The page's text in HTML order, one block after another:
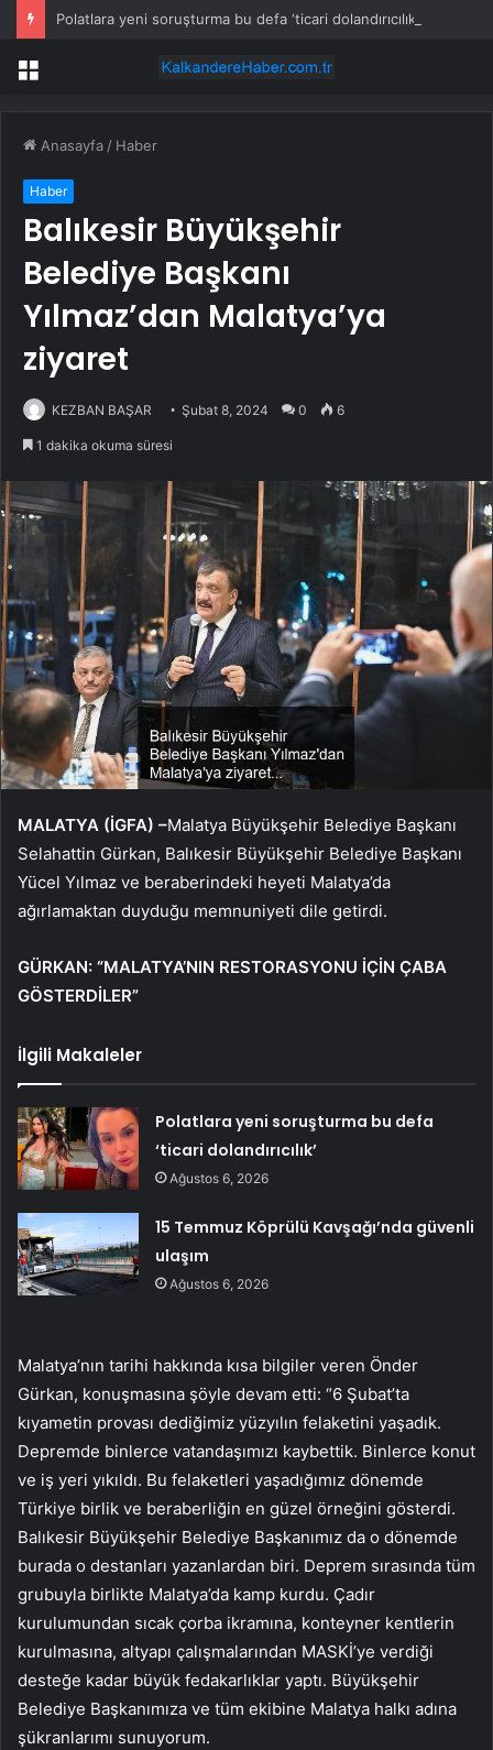
Polatlara yeni soruşturma bu defa ‘ticari dolandırıcılık’
Menü
Anasayfa / Haber
Haber
Balıkesir Büyükşehir
Belediye Başkanı
Yılmaz’dan Malatya’ya
ziyaret
KEZBAN BAŞAR Şubat 8, 2024 0 6
1 dakika okuma süresi
MALATYA (İGFA) –Malatya Büyükşehir Belediye Başkanı
Selahattin Gürkan, Balıkesir Büyükşehir Belediye Başkanı
Yücel Yılmaz ve beraberindeki heyeti Malatya’da
ağırlamaktan duyduğu memnuniyeti dile getirdi.
GÜRKAN: “MALATYA’NIN RESTORASYONU İÇİN ÇABA
GÖSTERDİLER”
İlgili Makaleler
Polatlara yeni soruşturma bu defa
‘ticari dolandırıcılık’
Ağustos 6, 2026
15 Temmuz Köprülü Kavşağı’nda güvenli
ulaşım
Ağustos 6, 2026
Malatya’nın tarihi hakkında kısa bilgiler veren Önder
Gürkan, konuşmasına şöyle devam etti: “6 Şubat’ta
kıyametin provası dediğimiz yüzyılın felaketini yaşadık.
Depremde binlerce vatandaşımızı kaybettik. Binlerce konut
ve iş yeri yıkıldı. Bu felaketleri yaşadığımız dönemde
Türkiye birlik ve beraberliğin en güzel örneğini gösterdi.
Balıkesir Büyükşehir Belediye Başkanımız da o dönemde
burada o destanları yazanlardan biri. Deprem sırasında tüm
grubuyla birlikte Malatya’da kamp kurdu. Çadır
kurulumundan sıcak çorba ikramına, konteyner kentlerin
kurulmasına, altyapı çalışmalarından MASKİ’ye verdiği
desteğe kadar büyük fedakarlıklar yaptı. Büyükşehir
Belediye Başkanımıza ve tüm ekibine Malatya halkı adına
şükranlarımı sunuyorum.